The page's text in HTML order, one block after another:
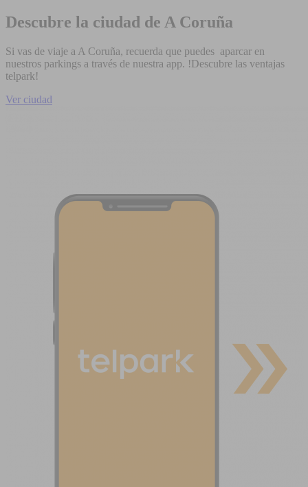
Descubre la ciudad de A Coruña
Si vas de viaje a A Coruña, recuerda que puedes aparcar en
nuestros parkings a través de nuestra app. !Descubre las ventajas
telpark!
Ver ciudad